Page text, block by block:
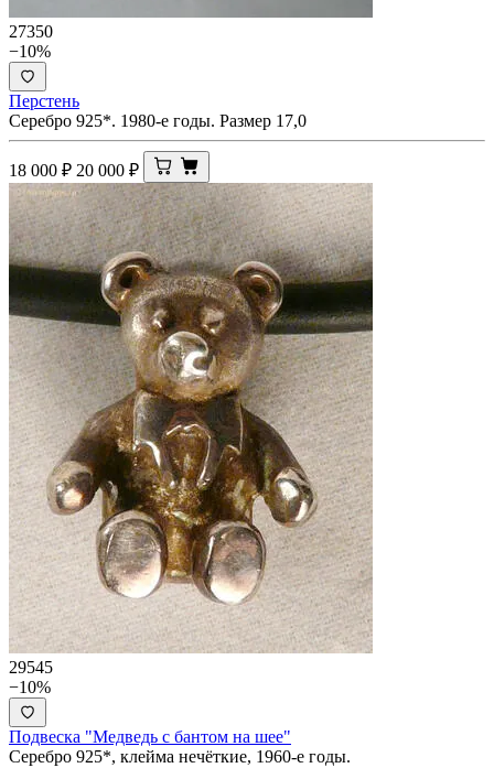
27350
−10%
Перстень
Серебро 925*. 1980-е годы. Размер 17,0
18 000 ₽ 20 000 ₽
29545
−10%
Подвеска "Медведь с бантом на шее"
Серебро 925*, клейма нечёткие, 1960-е годы.